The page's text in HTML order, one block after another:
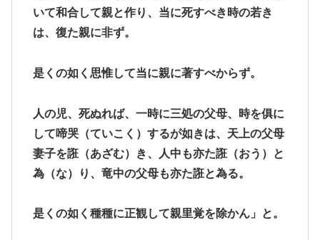
いて和合して親と作り、当に死すべき時の若き
は、復た親に非ず。
是くの如く思惟して当に親に著すべからず。
人の児、死ぬれば、一時に三処の父母、時を俱に
して啼哭（ていこく）するが如きは、天上の父母
妻子を誑（あざむ）き、人中も亦た誑（おう）と
為（な）り、竜中の父母も亦た誑と為る。
是くの如く種種に正観して親里覚を除かん」と。